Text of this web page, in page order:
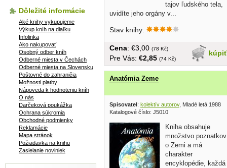
tajov ľudského tela,
uvidíte jeho orgány v...
Stav knihy:
kúpiť
Cena: €3,00 (78 Kč)
Pre Vás: €2,85 (74 Kč)
Anatómia Zeme
Spisovatel: kolektív autorov, Mladé letá 1988
Katalogové číslo: J5010
Kniha obsahuje
množstvo poznatkov
o Zemi a má
charakter
encyklopédie, každá
Dôležité informácie
Aké knihy vykupujeme
Výkup kníh na diaľku
Infolinka
Ako nakupovať
Osobný odber kníh
Odberné miesta v Čechách
Odberné miesta na Slovensku
Poštovné do zahraničia
Možnosti platby
Nápoveda k hodnoteniu kníh
O nás
Darčeková poukážka
Ochrana súkromia
Obchodné podmienky
Reklamácie
Mapa stránok
Požiadavka na knihu
Zasielanie noviniek